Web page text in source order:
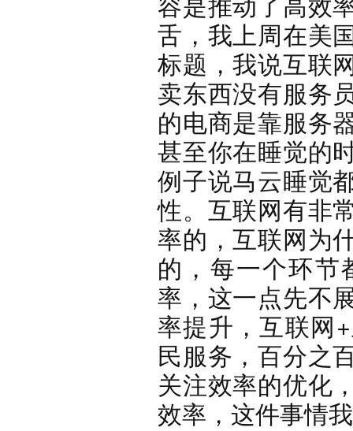
舌，我上周在美
标题，我说互联
卖东西没有服务
的电商是靠服务
甚至你在睡觉的
例子说马云睡觉
性。互联网有非
率的，互联网为
的，每一个环节
率，这一点先不
率提升，互联网
民服务，百分之
关注效率的优化
效率，这件事情